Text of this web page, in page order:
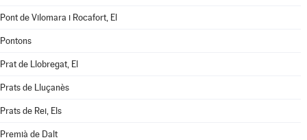
Pont de Vilomara i Rocafort, El
Pontons
Prat de Llobregat, El
Prats de Lluçanès
Prats de Rei, Els
Premià de Dalt